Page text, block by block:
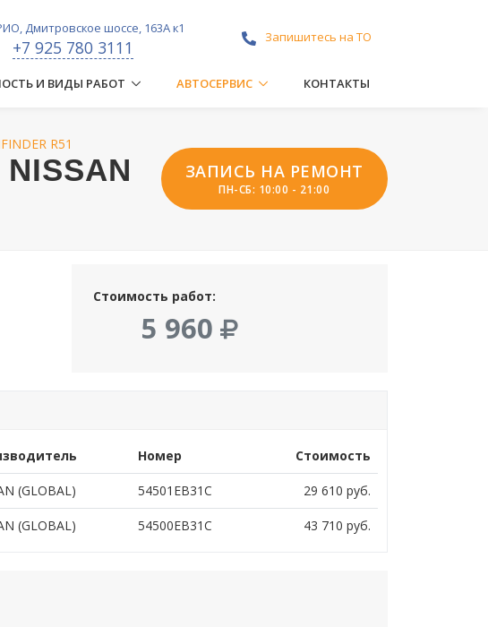
Дмитровское шоссе, 163А к1
+7 925 780 3111
Запишитесь на ТО
И ВИДЫ РАБОТ АВТОСЕРВИС КОНТАКТЫ
R51
ЗАПИСЬ НА РЕМОНТ
ПН-СБ: 10:00 - 21:00
Стоимость работ:
5 960
Номер Стоимость
(GLOBAL) 54501EB31C 29 610 руб.
(GLOBAL) 54500EB31C 43 710 руб.